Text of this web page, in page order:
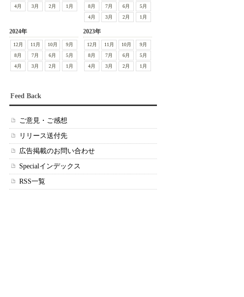
4月
3月 2月 1月
8月
7月 6月
5月
4月
3月 2月 1月
2024年
12月 11月 10月
9月
8月
7月 6月
5月
4月
3月 2月 1月
2023年
12月 11月 10月
9月
8月
7月 6月
5月
4月
3月 2月 1月
Feed Back
ご意見・ご感想
リリース送付先
広告掲載のお問い合わせ
Specialインデックス
RSS一覧